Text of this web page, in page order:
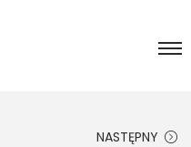
NASTĘPNY